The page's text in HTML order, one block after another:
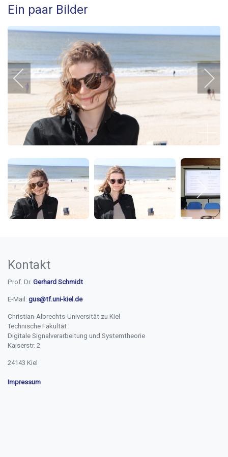
Ein paar Bilder
Kontakt
Prof. Dr. Gerhard Schmidt
E-Mail: gus@tf.uni-kiel.de
Christian-Albrechts-Universität zu Kiel
Technische Fakultät
Digitale Signalverarbeitung und Systemtheorie
Kaiserstr. 2
24143 Kiel
Impressum